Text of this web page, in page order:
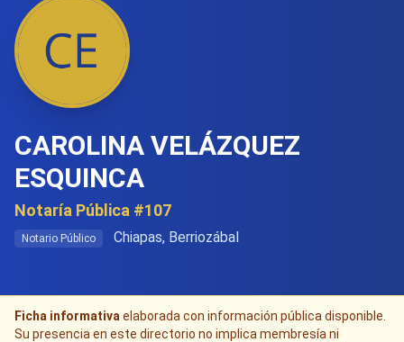
CAROLINA VELÁZQUEZ
ESQUINCA
Notaría Pública #107
Notario Público Chiapas, Berriozábal
Ficha informativa elaborada con información pública disponible.
Su presencia en este directorio no implica membresía ni